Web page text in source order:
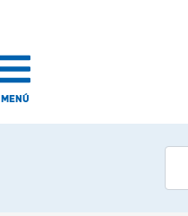
MENÚ